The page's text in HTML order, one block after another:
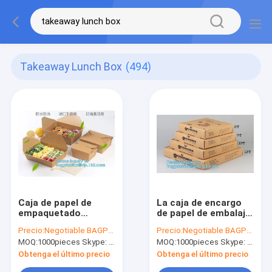
Takeaway Lunch Box (494)
Caja de papel de
empaquetado
disponible plegable
de papel del envase
de comida de la
fiambrera de la nueva
Precio:Negotiable BAGPLASTICS@YAHOO.COM
MOQ:1000pieces Skype: mydearneil
Obtenga el último precio
La caja de encargo
de papel de embalaje
con diverso tamaño,
recicla la fiambrera
simple de papel del
paquete de la pizza
Precio:Negotiable BAGPLASTICS@YAHOO.COM
MOQ:1000pieces Skype: mydearneil
Obtenga el último precio